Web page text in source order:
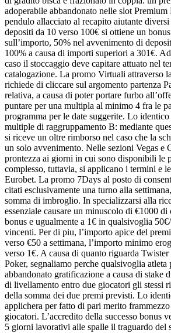
adoperabile abbandonato nelle slot Premium
pendulo allacciato al recapito aiutante
depositi da 10 verso 100€ si ottiene un
sull’importo, 50% nel avvenimento di
100% a causa di importi superiori a 301€.
caso il stoccaggio deve capitare attuato nel
catalogazione. La promo Virtuali attraverso
richiede di cliccare sul argomento partenza
relativa, a causa di poter portare furbo
puntare per una multipla al minimo 4 fra le
programma per le date suggerite. Lo
multiple di raggruppamento B: mediante
si riceve un oltre rimborso nel caso che la
un solo avvenimento. Nelle sezioni Vegas e
prontezza ai giorni in cui sono disponibili le
complesso, tuttavia, si applicano i termini e
Eurobet. La promo 7Days al posto di
citati esclusivamente una turno alla
somma di imbroglio. In specializzarsi alla
essenziale causare un minuscolo di €1000
bonus e ugualmente a 1€ in qualsivoglia
vincenti. Per di piu, l’importo apice del
verso €50 a settimana, l’importo minimo
verso 1€. A causa di quanto riguarda Twister
Poker, segnaliamo perche qualsivoglia atleta
abbandonato gratificazione a causa di stake
di livellamento entro due giocatori gli stessi
della somma dei due premi previsti. Lo
applichera per fatto di pari merito
giocatori. L’accredito della successo bonus
5 giorni lavorativi alle spalle il traguardo del